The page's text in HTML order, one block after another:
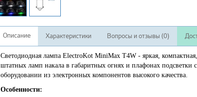
Описание Характеристики Вопросы и отзывы (0)
Светодиодная лампа ElectroKot MiniMax T4W - яркая,
штатных ламп накала в габаритных огнях и плафонах подсветки
оборудовании из электронных компонентов высокого качества.
Особенности: